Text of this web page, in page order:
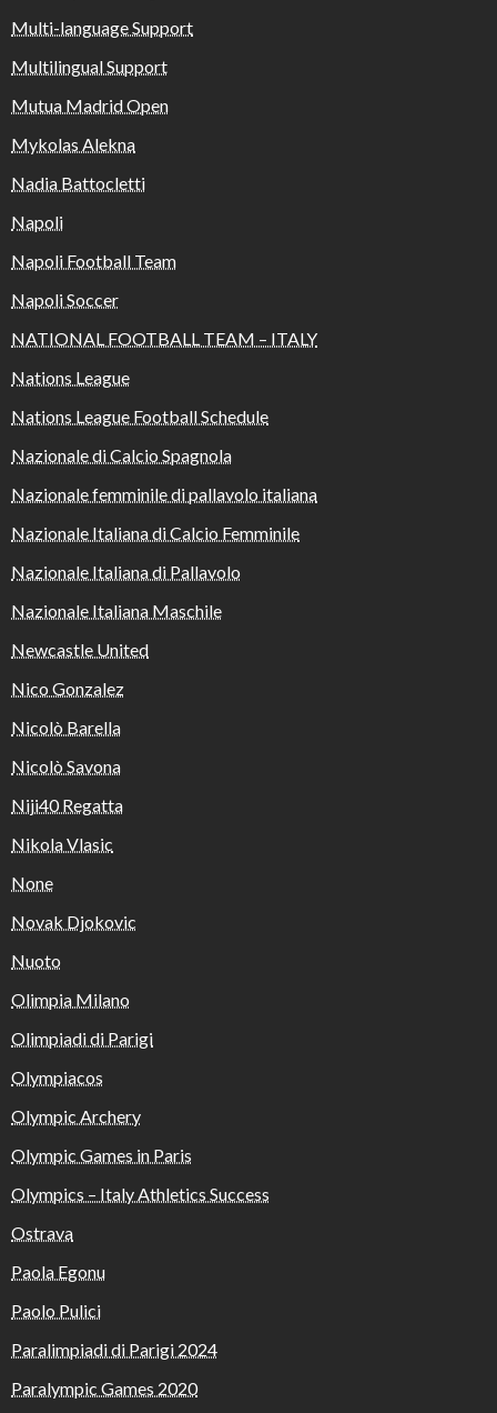
Multi-language Support
Multilingual Support
Mutua Madrid Open
Mykolas Alekna
Nadia Battocletti
Napoli
Napoli Football Team
Napoli Soccer
NATIONAL FOOTBALL TEAM – ITALY
Nations League
Nations League Football Schedule
Nazionale di Calcio Spagnola
Nazionale femminile di pallavolo italiana
Nazionale Italiana di Calcio Femminile
Nazionale Italiana di Pallavolo
Nazionale Italiana Maschile
Newcastle United
Nico Gonzalez
Nicolò Barella
Nicolò Savona
Niji40 Regatta
Nikola Vlasic
None
Novak Djokovic
Nuoto
Olimpia Milano
Olimpiadi di Parigi
Olympiacos
Olympic Archery
Olympic Games in Paris
Olympics – Italy Athletics Success
Ostrava
Paola Egonu
Paolo Pulici
Paralimpiadi di Parigi 2024
Paralympic Games 2020